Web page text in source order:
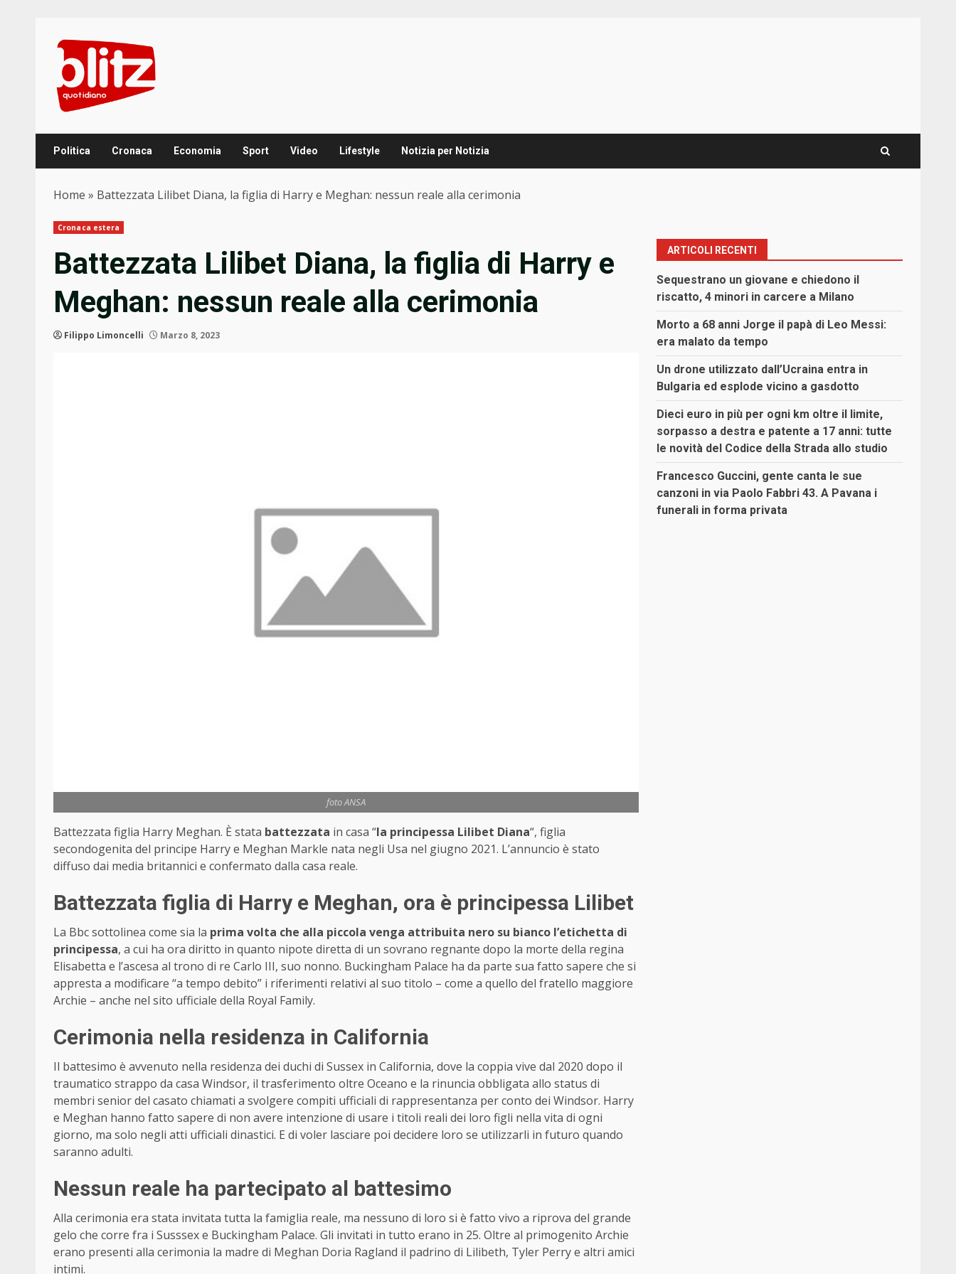
content
Politica Cronaca Economia Sport Video Lifestyle Notizia per Notizia
Home » Battezzata Lilibet Diana, la figlia di Harry e Meghan: nessun reale alla cerimonia
Cronaca estera
Battezzata Lilibet Diana, la figlia di Harry e
Meghan: nessun reale alla cerimonia
Filippo Limoncelli Marzo 8, 2023
foto ANSA
Battezzata figlia Harry Meghan. È stata battezzata in casa “la principessa Lilibet Diana“, figlia
secondogenita del principe Harry e Meghan Markle nata negli Usa nel giugno 2021. L’annuncio è stato
diffuso dai media britannici e confermato dalla casa reale.
Battezzata figlia di Harry e Meghan, ora è principessa Lilibet
La Bbc sottolinea come sia la prima volta che alla piccola venga attribuita nero su bianco l’etichetta di
principessa, a cui ha ora diritto in quanto nipote diretta di un sovrano regnante dopo la morte della regina
Elisabetta e l’ascesa al trono di re Carlo III, suo nonno. Buckingham Palace ha da parte sua fatto sapere che si
appresta a modificare “a tempo debito” i riferimenti relativi al suo titolo – come a quello del fratello maggiore
Archie – anche nel sito ufficiale della Royal Family.
Cerimonia nella residenza in California
Il battesimo è avvenuto nella residenza dei duchi di Sussex in California, dove la coppia vive dal 2020 dopo il
traumatico strappo da casa Windsor, il trasferimento oltre Oceano e la rinuncia obbligata allo status di
membri senior del casato chiamati a svolgere compiti ufficiali di rappresentanza per conto dei Windsor. Harry
e Meghan hanno fatto sapere di non avere intenzione di usare i titoli reali dei loro figli nella vita di ogni
giorno, ma solo negli atti ufficiali dinastici. E di voler lasciare poi decidere loro se utilizzarli in futuro quando
saranno adulti.
Nessun reale ha partecipato al battesimo
Alla cerimonia era stata invitata tutta la famiglia reale, ma nessuno di loro si è fatto vivo a riprova del grande
gelo che corre fra i Susssex e Buckingham Palace. Gli invitati in tutto erano in 25. Oltre al primogenito Archie
erano presenti alla cerimonia la madre di Meghan Doria Ragland il padrino di Lilibeth, Tyler Perry e altri amici
intimi.
ARTICOLI RECENTI
Sequestrano un giovane e chiedono il
riscatto, 4 minori in carcere a Milano
Morto a 68 anni Jorge il papà di Leo Messi:
era malato da tempo
Un drone utilizzato dall’Ucraina entra in
Bulgaria ed esplode vicino a gasdotto
Dieci euro in più per ogni km oltre il limite,
sorpasso a destra e patente a 17 anni: tutte
le novità del Codice della Strada allo studio
Francesco Guccini, gente canta le sue
canzoni in via Paolo Fabbri 43. A Pavana i
funerali in forma privata